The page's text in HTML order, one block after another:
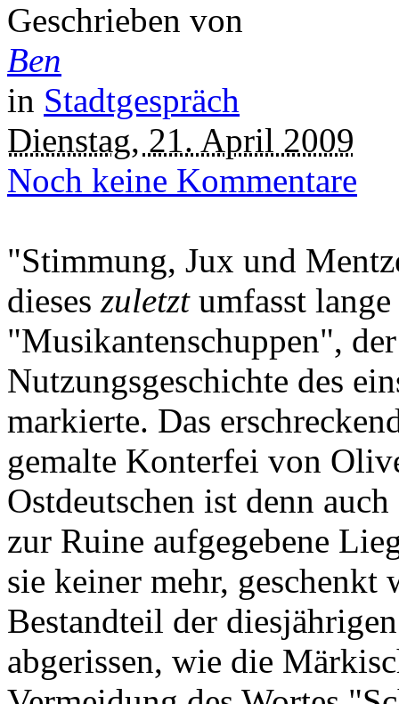
Geschrieben von
Ben
in Stadtgespräch
Dienstag, 21. April 2009
Noch keine Kommentare
"Stimmung, Jux und
dieses zuletztumfasst
"Musikantenschuppen",
Nutzungsgeschichte des
markierte. Das
gemalte Konterfei von
Ostdeutschen ist denn
zur Ruine aufgegebene
sie keiner mehr, geschenkt
Bestandteil der
abgerissen, wie die